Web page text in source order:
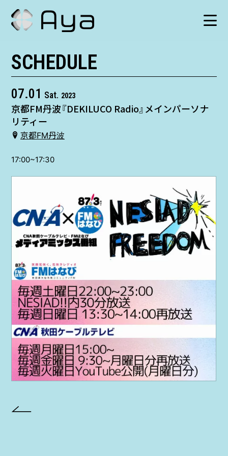
SCHEDULE
TICKET
CONTACT
PROJECT
AYA Solo Project Crawl
AYA Solo Project Contrast
AYA Solo Ploject Cister
PAST SCHEDULE
SCHEDULE
07.01 Sat. 2023
京都FM丹波『DEKILUCO Radio』メインパーソナ
リティー
京都FM丹波
17:00~17:30